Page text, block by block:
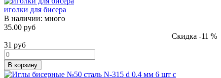
иголки для бисера
В наличии: много
35.00 руб
Скидка -11 %
31 руб
В корзину